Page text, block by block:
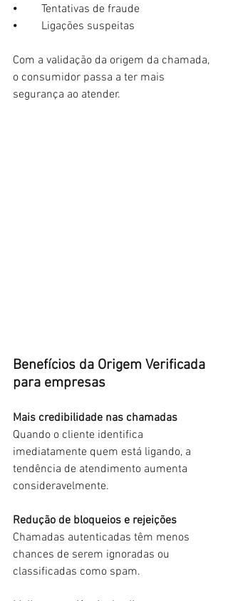
⦁	Tentativas de fraude
⦁	Ligações suspeitas
Com a validação da origem da chamada,
o consumidor passa a ter mais
segurança ao atender.
Benefícios da Origem Verificada
para empresas
Mais credibilidade nas chamadas
Quando o cliente identifica
imediatamente quem está ligando, a
tendência de atendimento aumenta
consideravelmente.
Redução de bloqueios e rejeições
Chamadas autenticadas têm menos
chances de serem ignoradas ou
classificadas como spam.